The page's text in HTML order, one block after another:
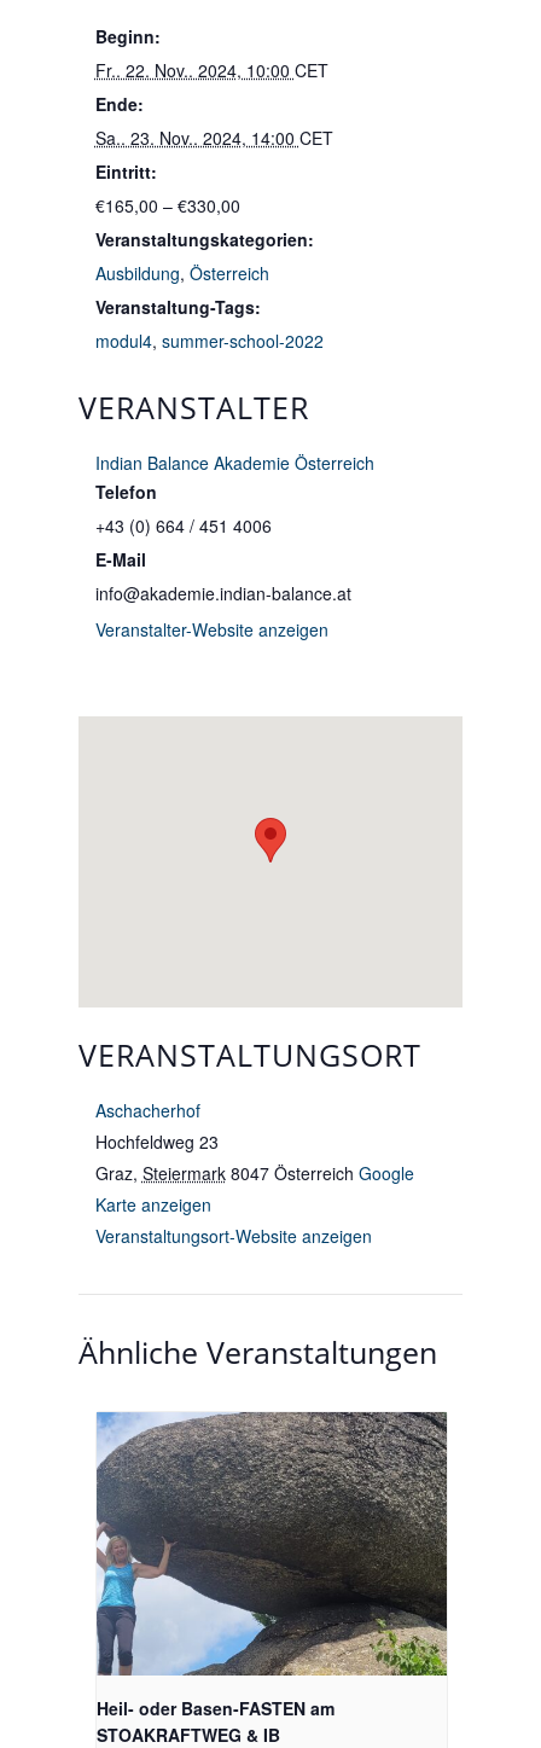
Beginn:
Fr.. 22. Nov.. 2024, 10:00 CET
Ende:
Sa.. 23. Nov.. 2024, 14:00 CET
Eintritt:
€165,00 – €330,00
Veranstaltungskategorien:
Ausbildung, Österreich
Veranstaltung-Tags:
modul4, summer-school-2022
VERANSTALTER
Indian Balance Akademie Österreich
Telefon
+43 (0) 664 / 451 4006
E-Mail
info@akademie.indian-balance.at
Veranstalter-Website anzeigen
VERANSTALTUNGSORT
Aschacherhof
Hochfeldweg 23
Graz, Steiermark 8047 Österreich Google
Karte anzeigen
Veranstaltungsort-Website anzeigen
Ähnliche Veranstaltungen
Heil- oder Basen-FASTEN am
STOAKRAFTWEG & IB